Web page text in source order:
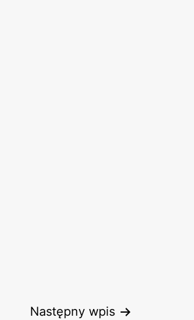
Następny wpis